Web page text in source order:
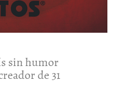
sin humor
de 31